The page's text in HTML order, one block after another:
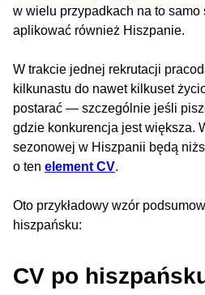
w wielu przypadkach na to samo
aplikować również Hiszpanie.
W trakcie jednej rekrutacji
kilkunastu do nawet kilkuset
postarać — szczególnie jeśli
gdzie konkurencja jest większa.
sezonowej w Hiszpanii będą
o ten element CV.
Oto przykładowy wzór
hiszpańsku:
CV po